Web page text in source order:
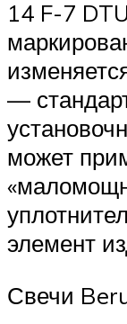
14 F-7
—
может
элемент
Свечи